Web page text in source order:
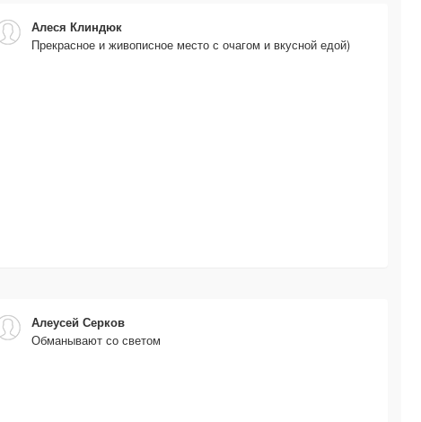
Алеся Клиндюк
Прекрасное и живописное место с очагом и вкусной едой)
Алеусей Серков
Обманывают со светом